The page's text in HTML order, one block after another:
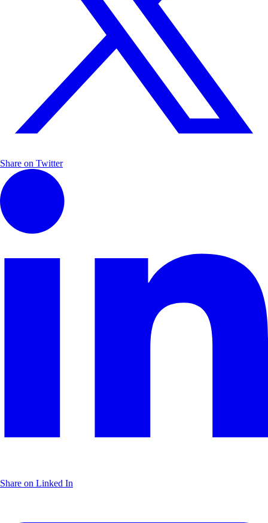
Share on Twitter
Share on Linked In